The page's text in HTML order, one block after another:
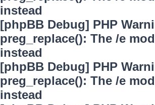
instead
[phpBB Debug] PHP
preg_replace(): The /e
instead
[phpBB Debug] PHP
preg_replace(): The /e
instead